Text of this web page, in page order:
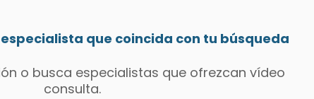
que coincida con tu búsqueda
o busca especialistas que ofrezcan vídeo
consulta.